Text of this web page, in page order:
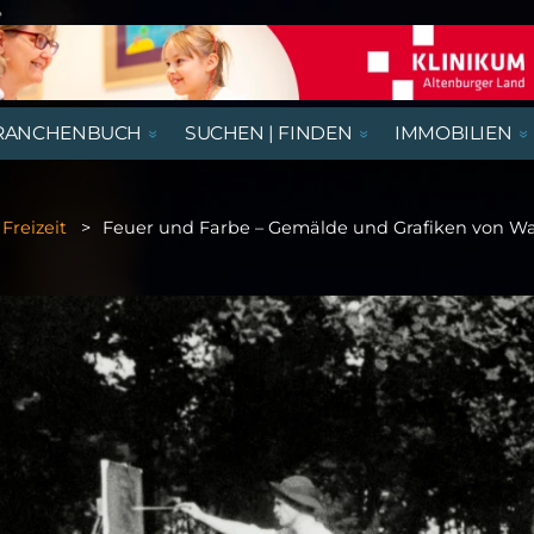
VORTRÄGE
THEATER & KABARETT
SUCHEN | FINDEN IMMOBILIEN
Feuer und Farbe – Gemälde und Grafiken von